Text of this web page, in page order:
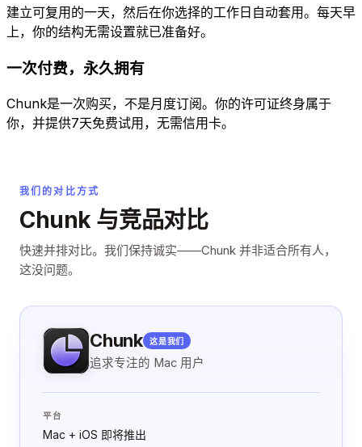
建立可复用的一天，然后在你选择的工作日自动套用。每天早
上，你的结构无需设置就已准备好。
一次付费，永久拥有
Chunk是一次购买，不是月度订阅。你的许可证终身属于
你，并提供7天免费试用，无需信用卡。
我们的对比方式
Chunk 与竞品对比
快速并排对比。我们保持诚实——Chunk 并非适合所有人，
这没问题。
Chunk 这是我们
追求专注的 Mac 用户
平台
Mac + iOS 即将推出